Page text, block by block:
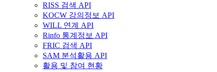
RISS 검색 API
KOCW 강의정보 API
WILL 연계 API
Rinfo 통계정보 API
FRIC 검색 API
SAM 분석활용 API
활용 및 참여 현황